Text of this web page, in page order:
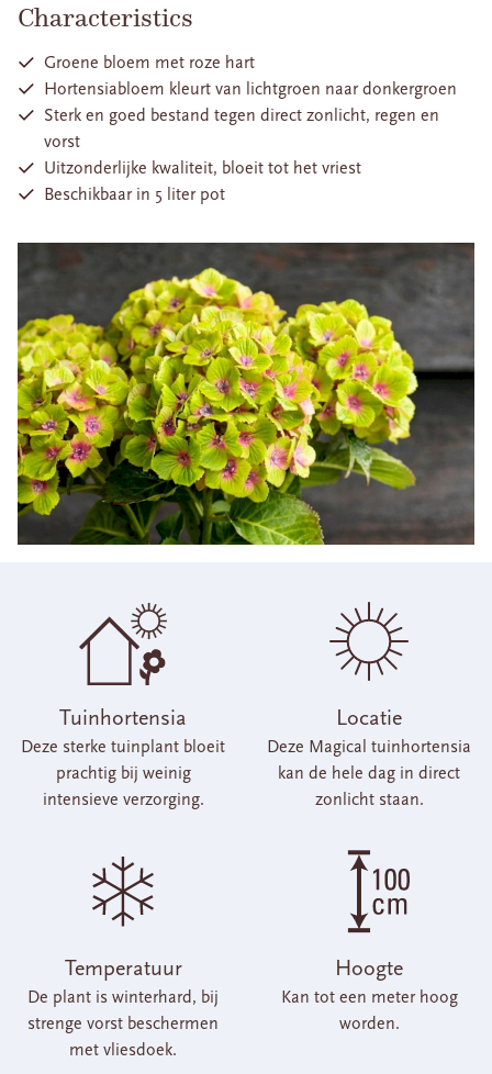
Characteristics
Groene bloem met roze hart
Hortensiabloem kleurt van lichtgroen naar donkergroen
Sterk en goed bestand tegen direct zonlicht, regen en
vorst
Uitzonderlijke kwaliteit, bloeit tot het vriest
Beschikbaar in 5 liter pot
Tuinhortensia
Deze sterke tuinplant bloeit
prachtig bij weinig
intensieve verzorging.
Locatie
Deze Magical tuinhortensia
kan de hele dag in direct
zonlicht staan.
Temperatuur
De plant is winterhard, bij
strenge vorst beschermen
met vliesdoek.
Hoogte
Kan tot een meter hoog
worden.